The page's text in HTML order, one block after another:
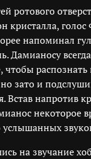
ротового
кристалла,
напоминал
Дамианосу
чтобы распознать
но зато и
Встав напротив
некоторое
услышанных
на звучание